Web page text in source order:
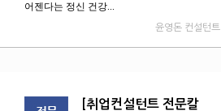
어젠다는 정신 건강...
윤영돈 컨설턴트
[취업컨설턴트 전문칼